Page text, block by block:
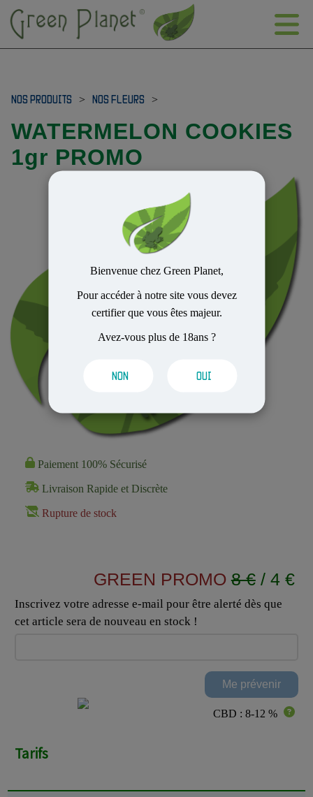
Bienvenue chez Green Planet,
Pour accéder à notre site vous devez
certifier que vous êtes majeur.
Avez-vous plus de 18ans ?
NON OUI
NOS PRODUITS > NOS FLEURS >
WATERMELON COOKIES
1gr PROMO
Paiement 100% Sécurisé
Livraison Rapide et Discrète
Rupture de stock
GREEN PROMO 8 €/ 4 €
Inscrivez votre adresse e-mail pour être alerté dès que
cet article sera de nouveau en stock !
CBD : 8-12 %
Tarifs